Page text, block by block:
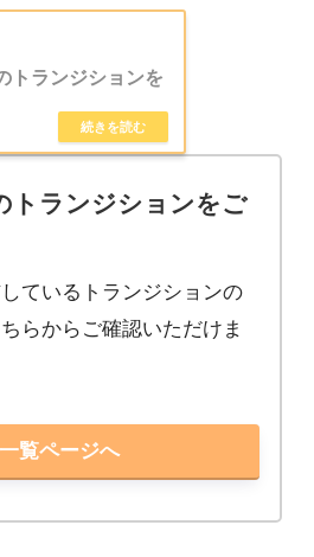
トランジションを
トランジションをご
ているトランジションの
らからご確認いただけま
一覧ページへ